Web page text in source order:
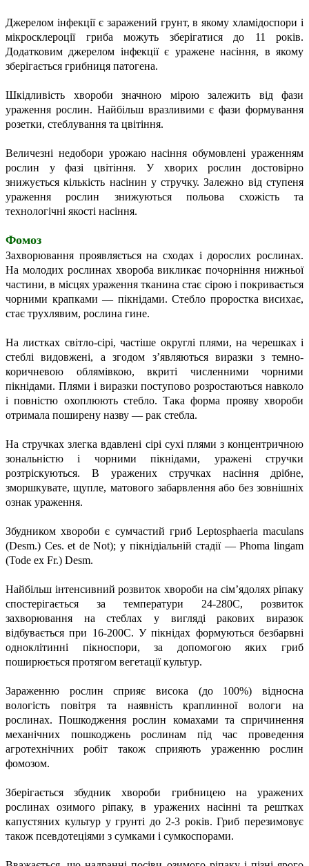
Джерелом інфекції є заражений грунт, в якому хламідоспори і
мікросклероції гриба можуть зберігатися до 11 років.
Додатковим джерелом інфекції є уражене насіння, в якому
зберігається грибниця патогена.
Шкідливість хвороби значною мірою залежить від фази
ураження рослин. Найбільш вразливими є фази формування
розетки, стеблування та цвітіння.
Величезні недобори урожаю насіння обумовлені ураженням
рослин у фазі цвітіння. У хворих рослин достовірно
знижується кількість насінин у стручку. Залежно від ступеня
ураження рослин знижуються польова схожість та
технологічні якості насіння.
Фомоз
Захворювання проявляється на сходах і дорослих рослинах.
На молодих рослинах хвороба викликає почорніння нижньої
частини, в місцях ураження тканина стає сірою і покривається
чорними крапками — пікнідами. Стебло проростка висихає,
стає трухлявим, рослина гине.
На листках світло-сірі, частіше округлі плями, на черешках і
стеблі видовжені, а згодом з’являються виразки з темно-
коричневою облямівкою, вкриті численними чорними
пікнідами. Плями і виразки поступово розростаються навколо
і повністю охоплюють стебло. Така форма прояву хвороби
отримала поширену назву — рак стебла.
На стручках злегка вдавлені сірі сухі плями з концентричною
зональністю і чорними пікнідами, уражені стручки
розтріскуються. В уражених стручках насіння дрібне,
зморшкувате, щупле, матового забарвлення або без зовнішніх
ознак ураження.
Збудником хвороби є сумчастий гриб Leptosphaeria maculans
(Desm.) Ces. et de Not); у пікнідіальній стадії — Phoma lingam
(Tode ex Fr.) Desm.
Найбільш інтенсивний розвиток хвороби на сім’ядолях ріпаку
спостерігається за температури 24-280С, розвиток
захворювання на стеблах у вигляді ракових виразок
відбувається при 16-200С. У пікнідах формуються безбарвні
одноклітинні пікноспори, за допомогою яких гриб
поширюється протягом вегетації культур.
Зараженню рослин сприяє висока (до 100%) відносна
вологість повітря та наявність краплинної вологи на
рослинах. Пошкодження рослин комахами та спричинення
механічних пошкоджень рослинам під час проведення
агротехнічних робіт також сприяють ураженню рослин
фомозом.
Зберігається збудник хвороби грибницею на уражених
рослинах озимого ріпаку, в уражених насінні та рештках
капустяних культур у грунті до 2-3 років. Гриб перезимовує
також псевдотеціями з сумками і сумкоспорами.